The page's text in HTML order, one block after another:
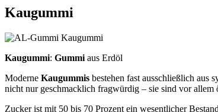
Kaugummi
Kaugummi: Gummi aus Erdöl
Moderne Kaugummis bestehen fast ausschließlich aus
nicht nur geschmacklich fragwürdig – sie sind vor
Zucker ist mit 50 bis 70 Prozent ein wesentlicher